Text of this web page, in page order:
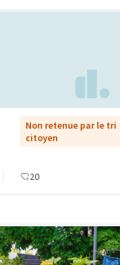
Non retenue par le tri
citoyen
20